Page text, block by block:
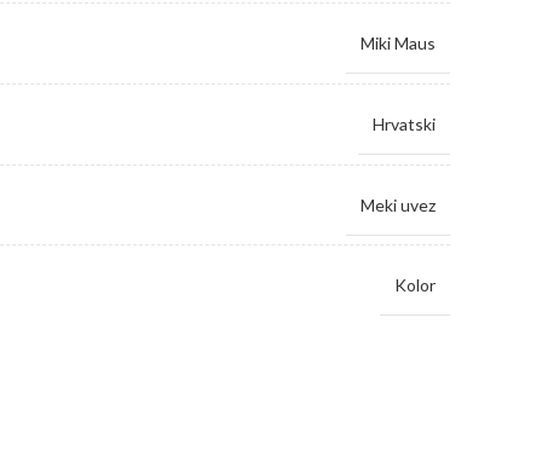
Miki Maus
Hrvatski
Meki uvez
Kolor